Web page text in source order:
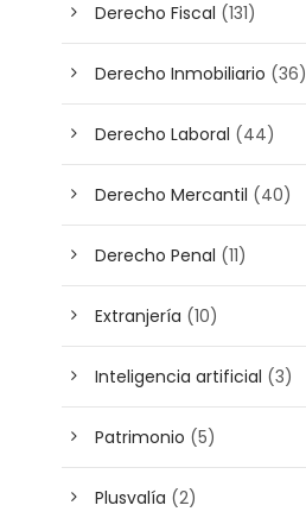
Derecho Fiscal (131)
Derecho Inmobiliario (36)
Derecho Laboral (44)
Derecho Mercantil (40)
Derecho Penal (11)
Extranjería (10)
Inteligencia artificial (3)
Patrimonio (5)
Plusvalía (2)